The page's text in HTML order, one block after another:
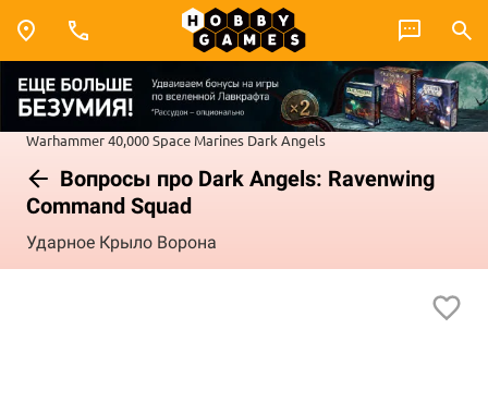
Warhammer 40,000Space Marines Dark Angels
Вопросы про Dark Angels: Ravenwing
Command Squad
Ударное Крыло Ворона